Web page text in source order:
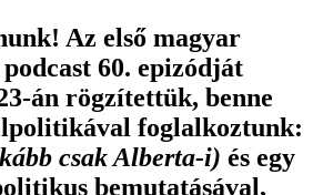
Az első magyar
60. epizódját
án rögzítettük, benne
foglalkoztunk:
csak Alberta-i) és egy
bemutatásával,